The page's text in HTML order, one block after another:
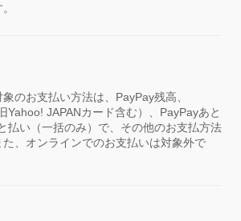
のお支払い方法は、PayPay残高、
Yahoo! JAPANカード含む）、PayPayあと
払い（一括のみ）で、その他のお支払方法
、オンラインでのお支払いは対象外で